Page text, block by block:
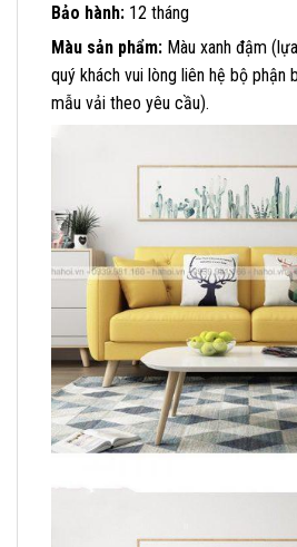
Bảo hành: 12 tháng
Màu sản phẩm: Màu xanh đậm
quý khách vui lòng liên hệ bộ phận
mẫu vải theo yêu cầu).